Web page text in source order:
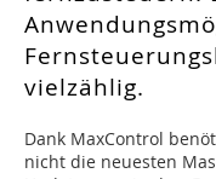
vielzählig.
Dank MaxControl
nicht die neuesten